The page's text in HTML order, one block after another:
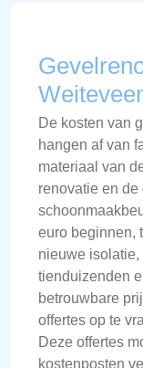
De kosten van
hangen af van
materiaal van
renovatie en
euro beginnen,
nieuwe isolatie,
tienduizenden
betrouwbare
offertes op te
Deze offertes
kostenposten